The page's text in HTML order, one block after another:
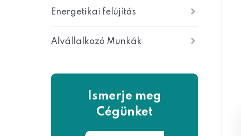
Energetikai felújítás
Alvállalkozó Munkák
Ismerje meg
Cégünket